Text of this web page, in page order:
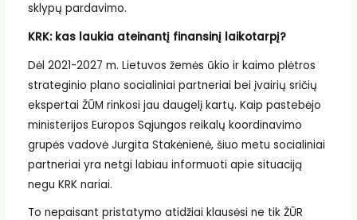
sklypų pardavimo.
KRK: kas laukia ateinantį finansinį laikotarpį?
Dėl 2021-2027 m. Lietuvos žemės ūkio ir kaimo plėtros
strateginio plano socialiniai partneriai bei įvairių sričių
ekspertai ŽŪM rinkosi jau daugelį kartų. Kaip pastebėjo
ministerijos Europos Sąjungos reikalų koordinavimo
grupės vadovė Jurgita Stakėnienė, šiuo metu socialiniai
partneriai yra netgi labiau informuoti apie situaciją
negu KRK nariai.
To nepaisant pristatymo atidžiai klausėsi ne tik ŽŪR